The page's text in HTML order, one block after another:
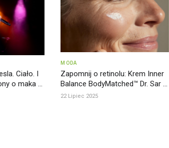
Ciało. I
o maka ...
MODA
Zapomnij o retinolu: Krem Inner
Balance BodyMatched™ Dr. Sar ...
22 Lipiec 2025